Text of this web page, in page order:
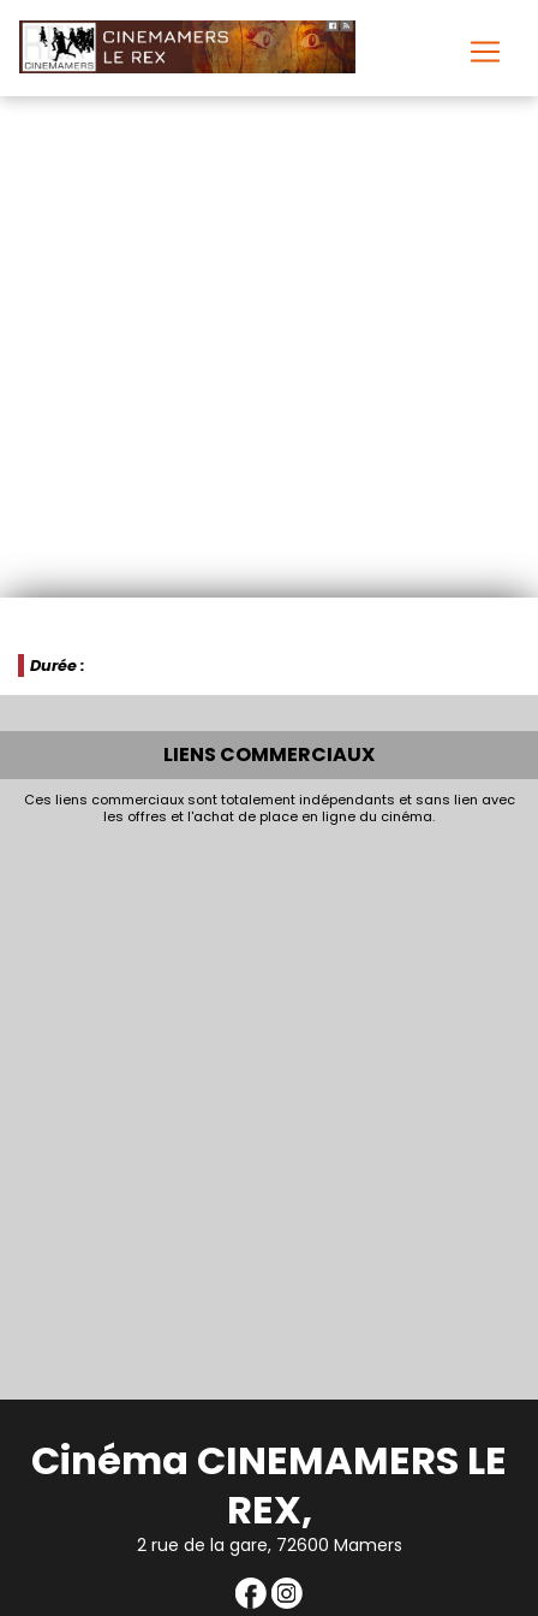
Durée :
LIENS COMMERCIAUX
Ces liens commerciaux sont totalement indépendants et sans lien avec
les offres et l'achat de place en ligne du cinéma.
Cinéma CINEMAMERS LE
REX,
2 rue de la gare, 72600 Mamers